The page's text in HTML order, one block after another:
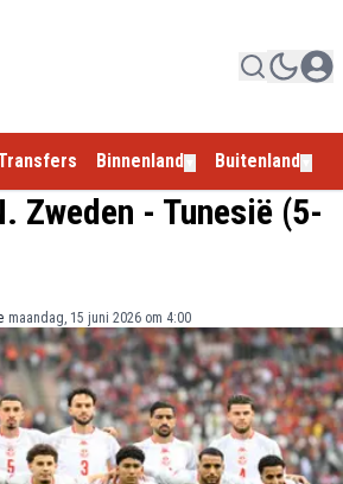
Binnenland Buitenland
Zweden - Tunesië (5-
maandag, 15 juni 2026 om 4:00